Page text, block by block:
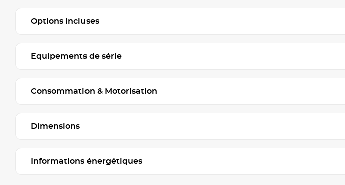
Options incluses
Equipements de série
Consommation & Motorisation
Dimensions
Informations énergétiques